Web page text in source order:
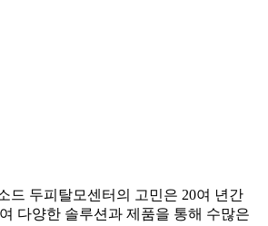
드 두피탈모센터의 고민은 20여 년간
다양한 솔루션과 제품을 통해 수많은